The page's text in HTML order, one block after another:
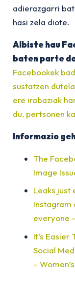
adierazgarri
hasi zela diote.
Albiste hau
baten parte
Facebookek
sustatzen
ere irabaziak
du, pertsonen
Informazio
The
Image
Leaks just
Instagram
everyone
It’s Easier
Social
–